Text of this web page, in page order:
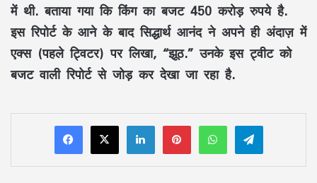
में थी. बताया गया कि किंग का बजट 450 करोड़ रुपये है.
इस रिपोर्ट के आने के बाद सिद्धार्थ आनंद ने अपने ही अंदाज़ में
एक्स (पहले ट्विटर) पर लिखा, “झूठ.” उनके इस ट्वीट को
बजट वाली रिपोर्ट से जोड़ कर देखा जा रहा है.
LinkedInPinterestWhatsAppTelegram